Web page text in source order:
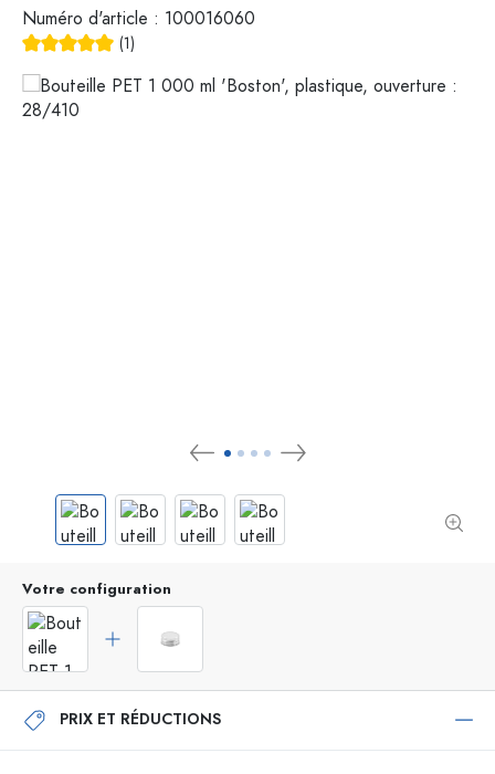
Numéro d'article : 100016060
(1)
Votre configuration
PRIX ET RÉDUCTIONS